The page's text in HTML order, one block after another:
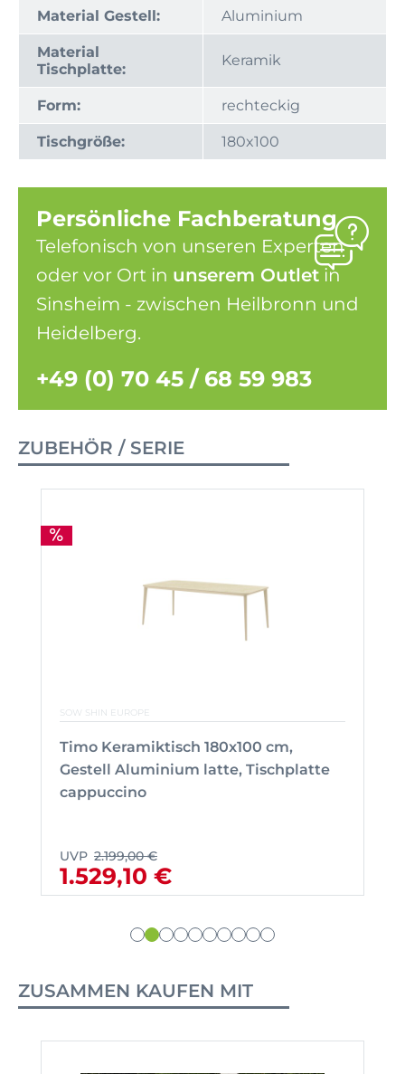
Material Gestell: Aluminium
Material
Tischplatte:
Keramik
Form: rechteckig
Tischgröße: 180x100
Persönliche Fachberatung
Telefonisch von unseren Experten
oder vor Ort in unserem Outlet in
Sinsheim - zwischen Heilbronn und
Heidelberg.
+49 (0) 70 45 / 68 59 983
ZUBEHÖR / SERIE
SOW SHIN EUROPE
Timo Keramiktisch 180x100 cm,
Gestell Aluminium latte, Tischplatte
cappuccino
UVP 2.199,00 €
1.529,10 €
ZUSAMMEN KAUFEN MIT